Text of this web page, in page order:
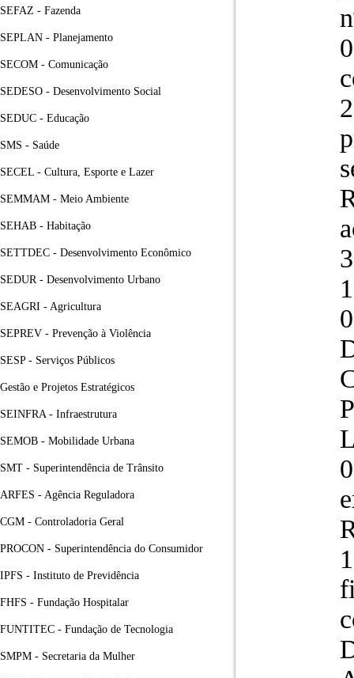
SEFAZ - Fazenda
SEPLAN - Planejamento
SECOM - Comunicação
SEDESO - Desenvolvimento Social
SEDUC - Educação
SMS - Saúde
SECEL - Cultura, Esporte e Lazer
SEMMAM - Meio Ambiente
SEHAB - Habitação
SETTDEC - Desenvolvimento Econômico
SEDUR - Desenvolvimento Urbano
SEAGRI - Agricultura
SEPREV - Prevenção à Violência
SESP - Serviços Públicos
Gestão e Projetos Estratégicos
SEINFRA - Infraestrutura
SEMOB - Mobilidade Urbana
SMT - Superintendência de Trânsito
ARFES - Agência Reguladora
CGM - Controladoria Geral
PROCON - Superintendência do Consumidor
IPFS - Instituto de Previdência
FHFS - Fundação Hospitalar
FUNTITEC - Fundação de Tecnologia
SMPM - Secretaria da Mulher